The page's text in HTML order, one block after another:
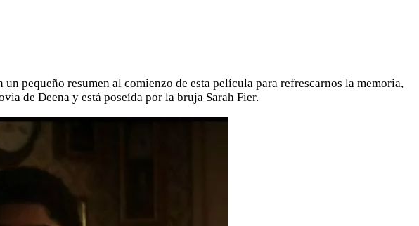
pequeño resumen al comienzo de esta película para refrescarnos la memoria,
de Deena y está poseída por la bruja Sarah Fier.